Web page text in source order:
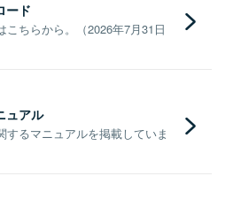
ード
ちらから。（2026年7月31日
ュアル
るマニュアルを掲載していま